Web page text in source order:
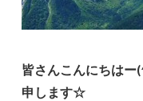
皆さんこんにちはー
申します☆